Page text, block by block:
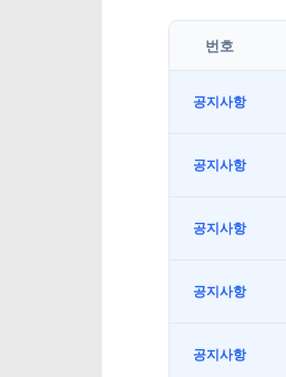
번호
공지사항
공지사항
공지사항
공지사항
공지사항